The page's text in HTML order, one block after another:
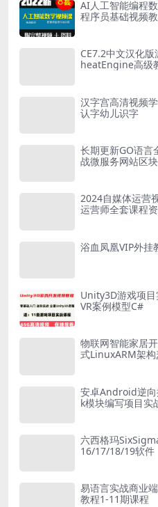
AI人工智能编程
程序员基础视频
CE7.2中文汉化
heatEngine高级
汉字宫高清视频
认字幼儿识字
长期更新GO语言
战微服务网站区
2024自媒体运营
运营师全套课程
浴血凤凰VIP外挂
Unity3D游戏项
VR案例模型C#
物联网智能家居
式LinuxARM架
安卓Android逆
k模块编写项目实
六西格玛
16/17/18/19软件
易语言实战商业
教程1-11期课程